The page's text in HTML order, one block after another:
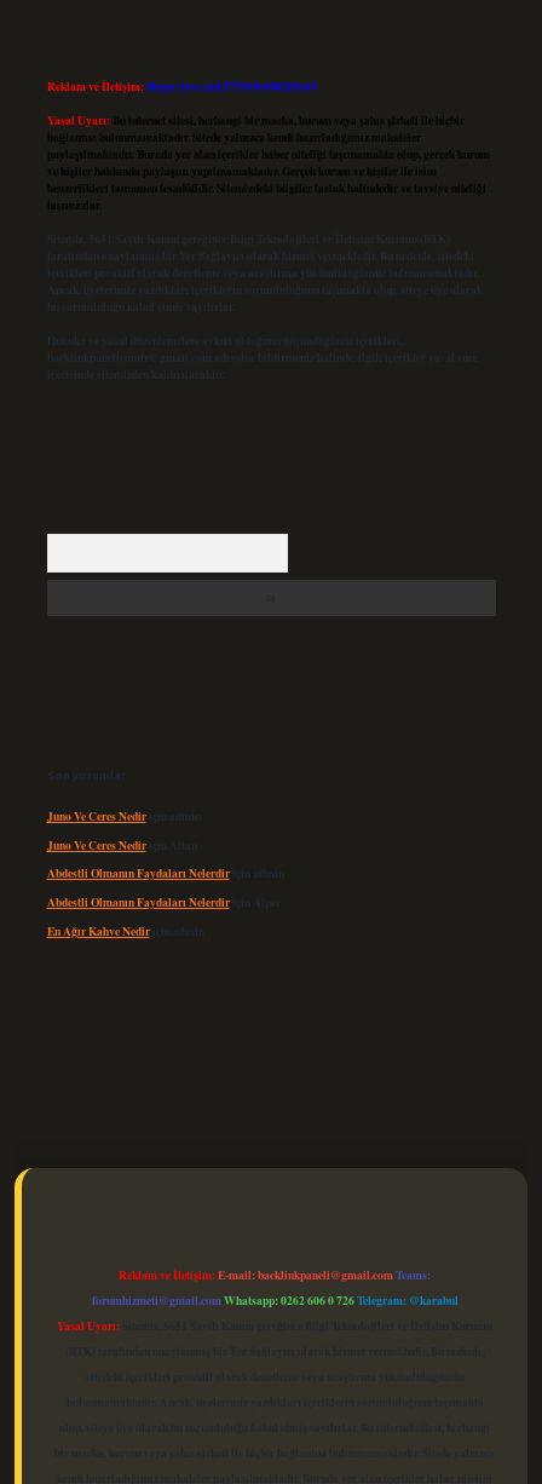
Reklam ve İletişim:Skype: live:.cid.575569c608265c69
Yasal Uyarı: Bu internet sitesi, herhangi bir marka, kurum veya şahıs şirketi ile hiçbir
bağlantısı bulunmamaktadır. Sitede yalnızca kendi hazırladığımız makaleler
paylaşılmaktadır. Burada yer alan içerikler haber niteliği taşımamakta olup, gerçek kurum
ve kişiler hakkında paylaşım yapılmamaktadır. Gerçek kurum ve kişiler ile isim
benzerlikleri tamamen tesadüfidir. Sitemizdeki bilgiler taslak halindedir ve tavsiye niteliği
taşımazlar.
Sitemiz, 5651 Sayılı Kanun gereğince Bilgi Teknolojileri ve İletişim Kurumu (BTK)
tarafından onaylanmış bir Yer Sağlayıcı olarak hizmet vermektedir. Bu nedenle, sitedeki
içerikleri proaktif olarak denetleme veya araştırma yükümlülüğümüz bulunmamaktadır.
Ancak, üyelerimiz yazdıkları içeriklerin sorumluluğunu taşımakta olup, siteye üye olarak
bu sorumluluğu kabul etmiş sayılırlar.
Hukuka ve yasal düzenlemelere aykırı olduğunu düşündüğünüz içerikleri,
backlinkpanelicomtr@gmail.com adresine bildirmeniz halinde, ilgili içerikler yasal süre
içerisinde sitemizden kaldırılacaktır.
Son yorumlar
Juno Ve Ceres Nediriçin admin
Juno Ve Ceres Nediriçin Altan
Abdestli Olmanın Faydaları Nelerdiriçin admin
Abdestli Olmanın Faydaları Nelerdiriçin Alper
En Ağır Kahve Nediriçin admin
Reklam ve İletişim:E-mail:backlinkpaneli@gmail.comTeams:
forumhizmeti@gmail.comWhatsapp: 0262 606 0 726Telegram: @karabul
Yasal Uyarı: